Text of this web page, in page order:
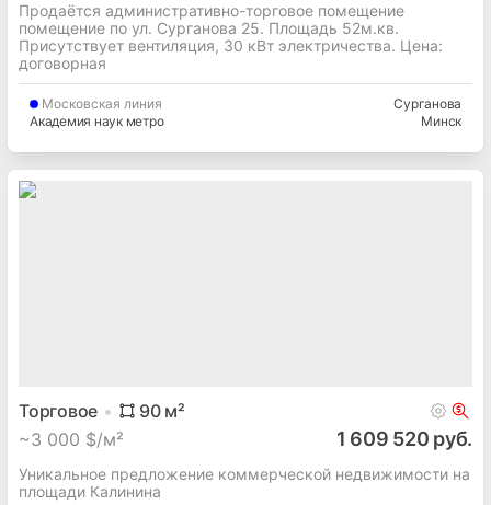
Продаётся административно-торговое помещение
помещение по ул. Сурганова 25. Площадь 52м.кв.
Присутствует вентиляция, 30 кВт электричества. Цена:
договорная
Московская линия
Академия наук метро
Сурганова
Минск
Торговое 90м²
~3 000 $/м² 1 609 520 руб.
Уникальное предложение коммерческой недвижимости на
площади Калинина